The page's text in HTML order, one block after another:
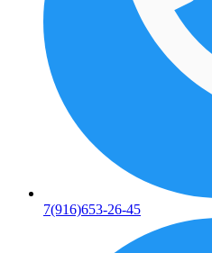
7(916)653-26-45